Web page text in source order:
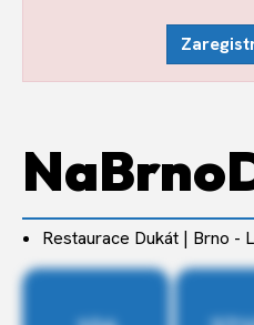
Restaurace Dukát | Brno -